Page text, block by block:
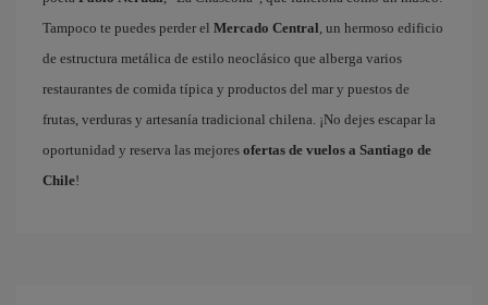
Tampoco te puedes perder el Mercado Central, un hermoso edificio
de estructura metálica de estilo neoclásico que alberga varios
restaurantes de comida típica y productos del mar y puestos de
frutas, verduras y artesanía tradicional chilena. ¡No dejes escapar la
oportunidad y reserva las mejores ofertas de vuelos a Santiago de
Chile!